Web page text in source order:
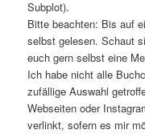
Subplot).
Bitte beachten: Bis auf
selbst gelesen. Schaut
euch gern selbst eine
Ich habe nicht alle
zufällige Auswahl
Webseiten oder
verlinkt, sofern es mir